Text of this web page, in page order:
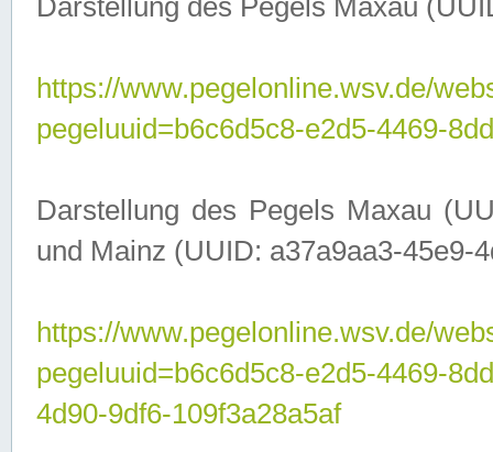
Darstellung des Pegels Maxau
https://www.pegelonline.wsv.de/
pegeluuid=b6c6d5c8-e2d5-4469-
Darstellung des Pegels Maxau
und Mainz (UUID: a37a9aa3-45e9-
https://www.pegelonline.wsv.de/
pegeluuid=b6c6d5c8-e2d5-4469-
4d90-9df6-109f3a28a5af